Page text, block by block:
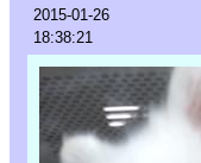
2015-01-26
18:38:21